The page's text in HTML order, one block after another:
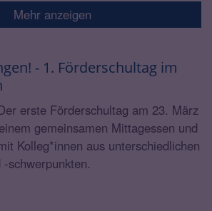
Mehr anzeigen
- 1. Förderschultag im
erste Förderschultag am 23. März
gemeinsamen Mittagessen und
Kolleg*innen aus unterschiedlichen
schwerpunkten.